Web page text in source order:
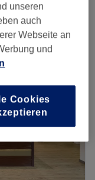
unseren
auch
Webseite an
und
Cookies